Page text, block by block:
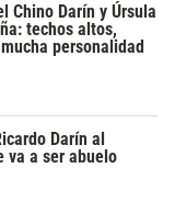
Chino Darín y Úrsula
techos altos,
personalidad
Darín al
va a ser abuelo